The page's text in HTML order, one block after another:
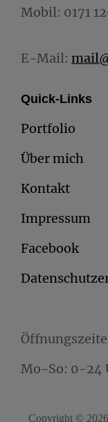
Mobil: 0171
E-Mail:
Quick-Links
Portfolio
Über mich
Kontakt
Impressum
Facebook
Mo-So: 0-24
Copyright © 2026